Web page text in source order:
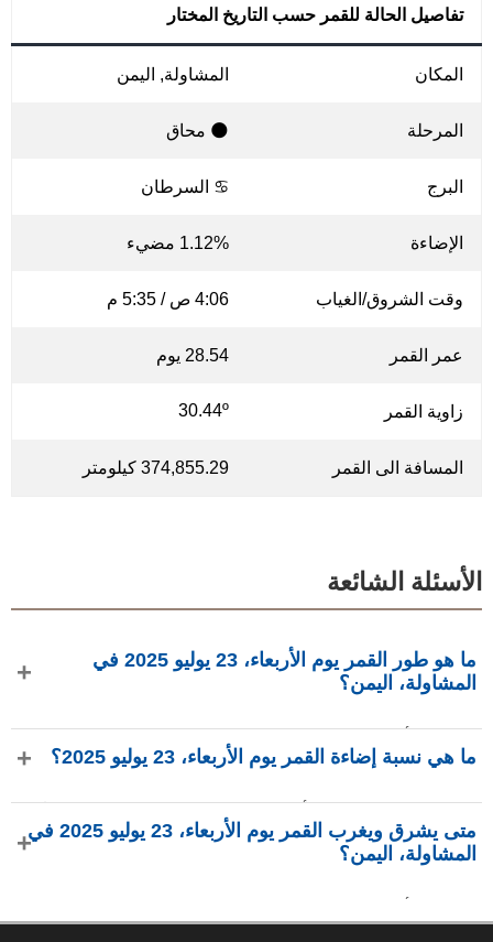
تفاصيل الحالة للقمر حسب التاريخ المختار
المكان المشاولة, اليمن
المرحلة 🌑 محاق
البرج ♋ السرطان
الإضاءة 1.12% مضيء
وقت الشروق/الغياب 4:06 ص / 5:35 م
عمر القمر 28.54 يوم
زاوية القمر 30.44º
المسافة الى القمر 374,855.29 كيلومتر
الأسئلة الشائعة
ما هو طور القمر يوم الأربعاء، 23 يوليو 2025 في
المشاولة، اليمن؟
طور محاق بإضاءة 1.12%، عمره 28.54 يومًا، ويقع في كوكبةما هي نسبة إضاءة القمر يوم الأربعاء، 23 يوليو 2025؟
phasesmoon.com.
متى يشرق ويغرب القمر يوم الأربعاء، 23 يوليو 2025 في
المشاولة، اليمن؟